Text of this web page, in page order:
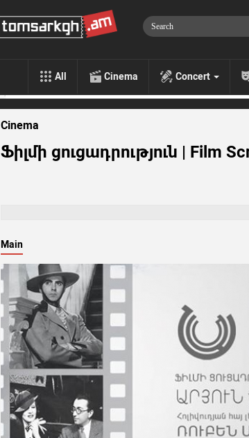
All Cinema Concert
Cinema
Ֆիլմի ցուցադրություն | Film
Main